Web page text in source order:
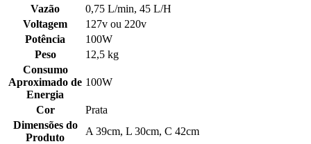
Vazão
0,75 L/min, 45 L/H
Voltagem
127v ou 220v
Potência
100W
Peso
12,5 kg
Consumo
Aproximado de
Energia
100W
Cor
Prata
Dimensões do
Produto
A 39cm, L 30cm, C 42cm